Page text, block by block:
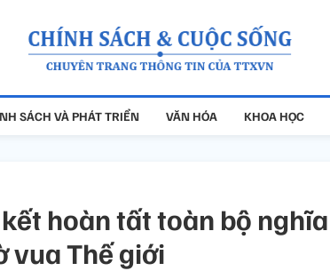
SÁCH VÀ PHÁT TRIỂN VĂN HÓA KHOA HỌC
hoàn tất toàn bộ nghĩa
vua Thế giới